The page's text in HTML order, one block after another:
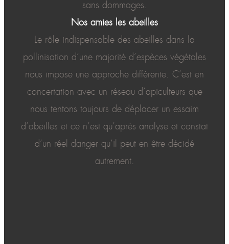
sans dommages.
Nos amies les abeilles
Le rôle indispensable des abeilles dans la
pollinisation d’une majorité d’espèces végétales
nous impose une approche différente. C’est en
concertation avec un réseau d’apiculteurs que
nous tentons toujours de déplacer un essaim
d’abeilles et ce n’est qu’après analyse et constat
d’un réel danger qu’il peut en être décidé
autrement.